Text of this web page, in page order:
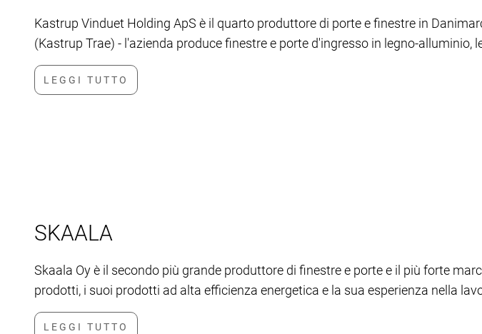
Kastrup Vinduet Holding ApS è il quarto produttore di porte e finestre in
(Kastrup Trae) - l'azienda produce finestre e porte d'ingresso in legno-alluminio,
SKAALA
Skaala Oy è il secondo più grande produttore di finestre e porte e il più forte
prodotti, i suoi prodotti ad alta efficienza energetica e la sua esperienza nella